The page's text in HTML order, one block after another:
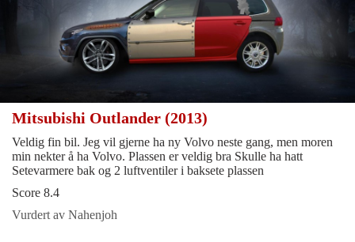
Mitsubishi Outlander (2013)
Veldig fin bil. Jeg vil gjerne ha ny Volvo neste gang, men moren
min nekter å ha Volvo. Plassen er veldig bra Skulle ha hatt
Setevarmere bak og 2 luftventiler i baksete plassen
Score 8.4
Vurdert av Nahenjoh